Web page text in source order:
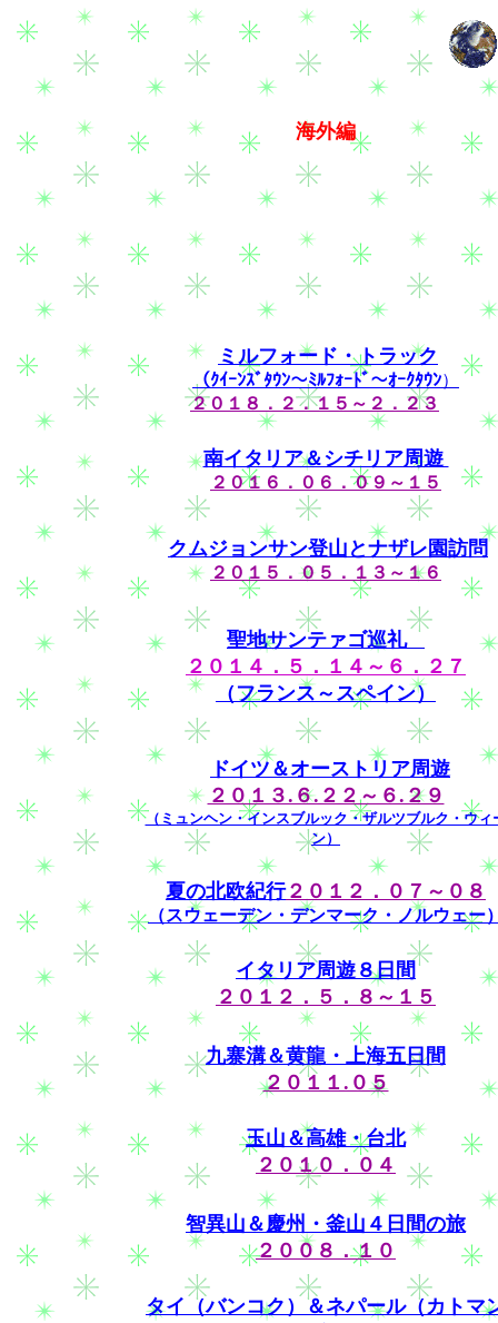
海外編
ミルフォード・トラック
（ｸｲｰﾝｽﾞﾀｳﾝ～ﾐﾙﾌｫｰﾄﾞ～ｵｰｸﾀｳﾝ）
２０１８．２．１５～２．２３
南イタリア＆シチリア周遊
２０１６．０６．０９～１５
クムジョンサン登山とナザレ園訪問
２０１５．０５．１３～１６
聖地サンテァゴ巡礼
２０１４．５．１４～６．２７
（フランス～スペイン）
ドイツ＆オーストリア周遊
２０１３.６.２２～６.２９
（ミュンヘン・インスブルック・ザルツブルク・ウィ
ン）
夏の北欧紀行２０１２．０７～０８
（スウェーデン・デンマーク・ノルウェー
イタリア周遊８日間
２０１２．５．８～１５
九寨溝＆黄龍・上海五日間
２０１１.０５
玉山＆高雄・台北
２０１０．０４
智異山＆慶州・釜山４日間の旅
２００８．１０
タイ（バンコク）＆ネパール（カトマ